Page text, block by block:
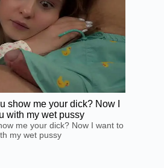
show me your dick? Now I
with my wet pussy
me your dick? Now I want to
my wet pussy